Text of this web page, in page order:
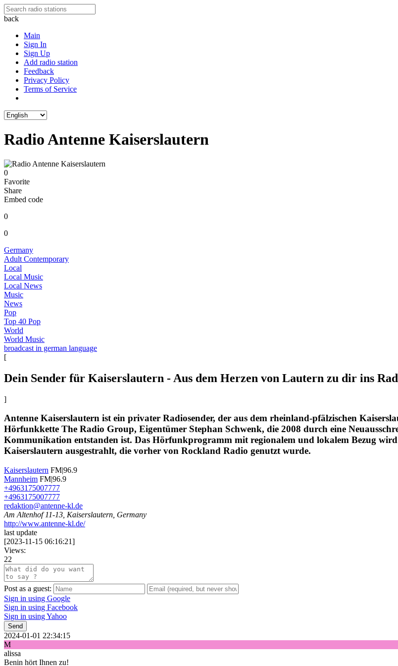
back
Main
Sign In
Sign Up
Add radio station
Feedback
Privacy Policy
Terms of Service
Radio Antenne Kaiserslautern
0
Favorite
Share
Embed code
0
0
Germany
Adult Contemporary
Local
Local Music
Local News
Music
News
Pop
Top 40 Pop
World
World Music
broadcast in german language
[
Dein Sender für Kaiserslautern - Aus dem Herzen von Lautern zu dir ins
]
Antenne Kaiserslautern ist ein privater Radiosender, der aus dem rheinland-pfälzischen
Hörfunkkette The Radio Group, Eigentümer Stephan Schwenk, die 2008 durch eine
Kommunikation entstanden ist. Das Hörfunkprogramm mit regionalem und lokalem Bezug
Kaiserslautern ausgestrahlt, die vorher von Rockland Radio genutzt wurde.
Kaiserslautern FM|96.9
Mannheim FM|96.9
+4963175007777
+4963175007777
redaktion@antenne-kl.de
Am Altenhof 11-13, Kaiserslautern, Germany
http://www.antenne-kl.de/
last update
[2023-11-15 06:16:21]
Views:
22
Post as a guest:
Sign in using Google
Sign in using Facebook
Sign in using Yahoo
Send
2024-01-01 22:34:15
M
alissa
Benin hört Ihnen zu!